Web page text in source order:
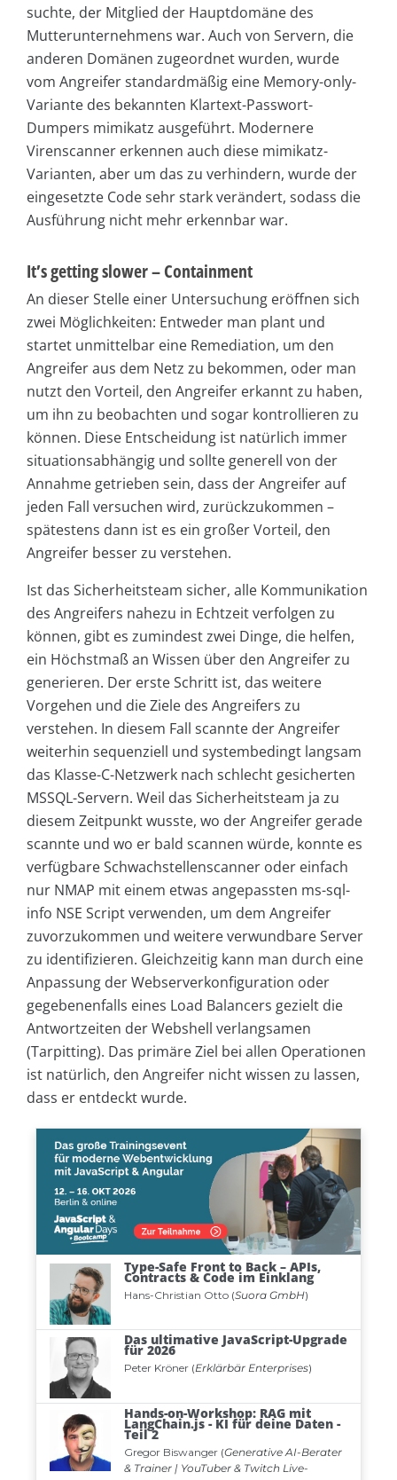
suchte, der Mitglied der Hauptdomäne des
Mutterunternehmens war. Auch von Servern, die
anderen Domänen zugeordnet wurden, wurde
vom Angreifer standardmäßig eine Memory-only-
Variante des bekannten Klartext-Passwort-
Dumpers mimikatz ausgeführt. Modernere
Virenscanner erkennen auch diese mimikatz-
Varianten, aber um das zu verhindern, wurde der
eingesetzte Code sehr stark verändert, sodass die
Ausführung nicht mehr erkennbar war.
It’s getting slower – Containment
An dieser Stelle einer Untersuchung eröffnen sich
zwei Möglichkeiten: Entweder man plant und
startet unmittelbar eine Remediation, um den
Angreifer aus dem Netz zu bekommen, oder man
nutzt den Vorteil, den Angreifer erkannt zu haben,
um ihn zu beobachten und sogar kontrollieren zu
können. Diese Entscheidung ist natürlich immer
situationsabhängig und sollte generell von der
Annahme getrieben sein, dass der Angreifer auf
jeden Fall versuchen wird, zurückzukommen –
spätestens dann ist es ein großer Vorteil, den
Angreifer besser zu verstehen.
Ist das Sicherheitsteam sicher, alle Kommunikation
des Angreifers nahezu in Echtzeit verfolgen zu
können, gibt es zumindest zwei Dinge, die helfen,
ein Höchstmaß an Wissen über den Angreifer zu
generieren. Der erste Schritt ist, das weitere
Vorgehen und die Ziele des Angreifers zu
verstehen. In diesem Fall scannte der Angreifer
weiterhin sequenziell und systembedingt langsam
das Klasse-C-Netzwerk nach schlecht gesicherten
MSSQL-Servern. Weil das Sicherheitsteam ja zu
diesem Zeitpunkt wusste, wo der Angreifer gerade
scannte und wo er bald scannen würde, konnte es
verfügbare Schwachstellenscanner oder einfach
nur NMAP mit einem etwas angepassten ms-sql-
info NSE Script verwenden, um dem Angreifer
zuvorzukommen und weitere verwundbare Server
zu identifizieren. Gleichzeitig kann man durch eine
Anpassung der Webserverkonfiguration oder
gegebenenfalls eines Load Balancers gezielt die
Antwortzeiten der Webshell verlangsamen
(Tarpitting). Das primäre Ziel bei allen Operationen
ist natürlich, den Angreifer nicht wissen zu lassen,
dass er entdeckt wurde.